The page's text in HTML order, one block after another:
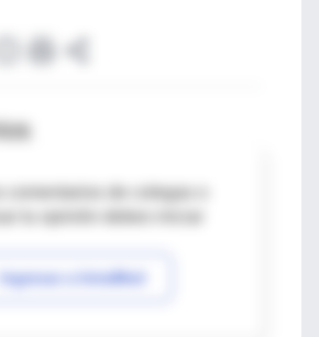
comentarios de colegas o
Ingresar a IntraMed